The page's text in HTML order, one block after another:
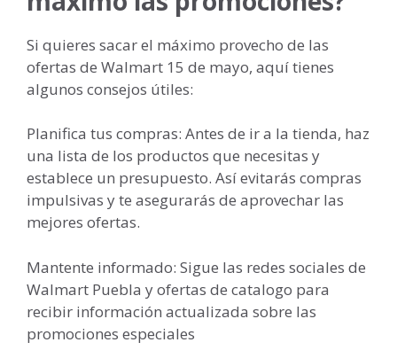
Si quieres sacar el máximo provecho de las
ofertas de Walmart 15 de mayo, aquí tienes
algunos consejos útiles:
Planifica tus compras: Antes de ir a la tienda, haz
una lista de los productos que necesitas y
establece un presupuesto. Así evitarás compras
impulsivas y te asegurarás de aprovechar las
mejores ofertas.
Mantente informado: Sigue las redes sociales de
Walmart Puebla y ofertas de catalogo para
recibir información actualizada sobre las
promociones especiales